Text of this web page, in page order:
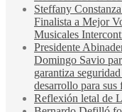
Steffany
Finalista a Mejor
Musicales
Presidente
Domingo Savio
garantiza
desarrollo para sus
Reflexión letal de